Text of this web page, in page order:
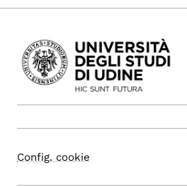
Config. cookie